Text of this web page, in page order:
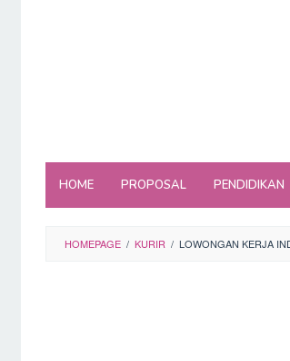
HOME PROPOSAL PENDIDIKAN
HOMEPAGE / KURIR / LOWONGAN KERJA